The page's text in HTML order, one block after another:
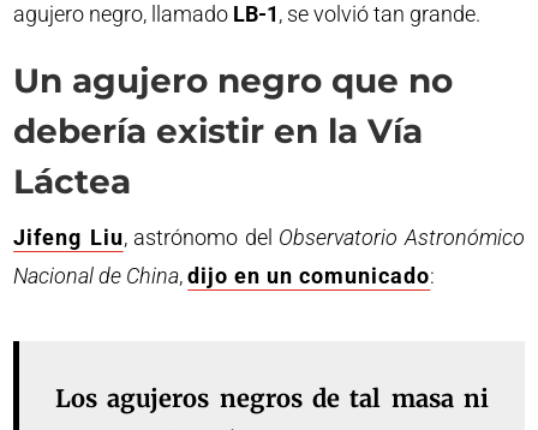
agujero negro, llamado LB-1, se volvió tan grande.
Un agujero negro que no
debería existir en la Vía
Láctea
Jifeng Liu, astrónomo del Observatorio Astronómico
Nacional de China,dijo en un comunicado:
Los agujeros negros de tal masa ni